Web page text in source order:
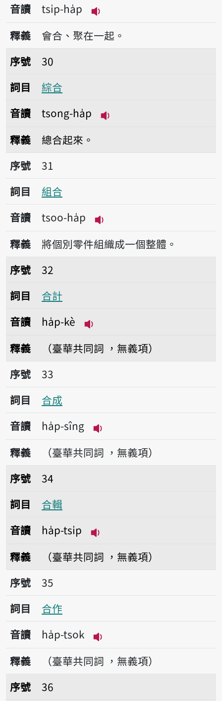
音讀
tsi̍p-ha̍p
播放音讀tsi̍p-ha̍p
釋義
會合、聚在一起。
序號30綜合
序號
30
詞目
綜合
音讀
tsong-ha̍p
釋義
總合起來。
序號31組合
序號
31
詞目
組合
音讀
tsoo-ha̍p
播放音讀tsoo-ha̍p
釋義
將個別零件組織成一個整體。
序號32合計
序號
32
詞目
合計
音讀
ha̍p-kè
釋義
（臺華共同詞 ，無義項）
序號33合成
序號
33
詞目
合成
音讀
ha̍p-sîng
播放音讀ha̍p-sîng
釋義
（臺華共同詞 ，無義項）
序號34合輯
序號
34
詞目
合輯
音讀
ha̍p-tsi̍p
釋義
（臺華共同詞 ，無義項）
序號35合作
序號
35
詞目
合作
音讀
ha̍p-tsok
播放音讀ha̍p-tsok
釋義
（臺華共同詞 ，無義項）
序號36合資
序號
36